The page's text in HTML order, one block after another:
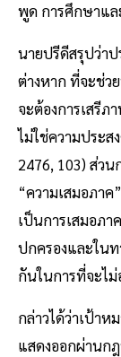
พูด การศึกษาแ
นายปรีดีสรุปว่า
ต่างหาก ที่จะช่ว
จะต้องการเสรี
ไม่ใช่ความประส
2476, 103) ส่วน
“ความเสมอภา
เป็นการเสมอภา
ปกครองและใน
กันในการที่จะไ
กล่าวได้ว่าเป้า
แสดงออกผ่านก